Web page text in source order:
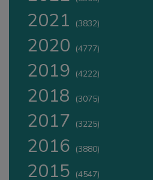
2021 (3832)
2020 (4777)
2019 (4222)
2018 (3075)
2017 (3225)
2016 (3880)
2015 (4547)